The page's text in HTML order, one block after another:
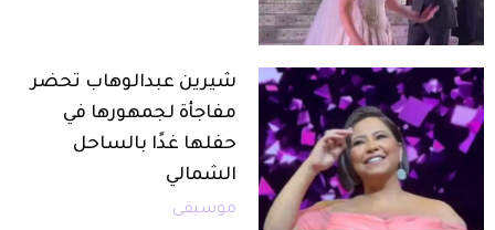
شيرين عبدالوهاب تحضر
مفاجأة لجمهورها في
حفلها غدًا بالساحل
الشمالي
موسيقى